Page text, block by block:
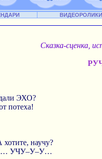
ВИДЕОРОЛИКИ
Сказка-сценка,
ЭХО?
потеха!
научу?
УЧУ–У–У…